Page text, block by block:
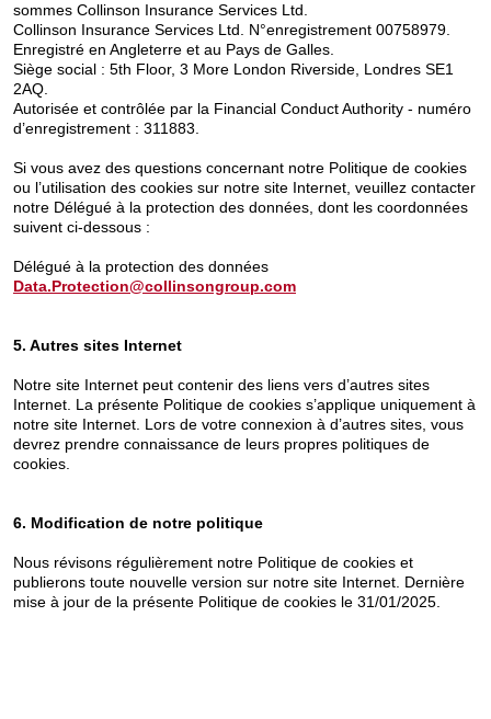
sommes Collinson Insurance Services Ltd.
Collinson Insurance Services Ltd. N°enregistrement 00758979.
Enregistré en Angleterre et au Pays de Galles.
Siège social : 5th Floor, 3 More London Riverside, Londres SE1
2AQ.
Autorisée et contrôlée par la Financial Conduct Authority - numéro
d’enregistrement : 311883.
Si vous avez des questions concernant notre Politique de cookies
ou l’utilisation des cookies sur notre site Internet, veuillez contacter
notre Délégué à la protection des données, dont les coordonnées
suivent ci-dessous :
Délégué à la protection des données
Data.Protection@collinsongroup.com
5. Autres sites Internet
Notre site Internet peut contenir des liens vers d’autres sites
Internet. La présente Politique de cookies s’applique uniquement à
notre site Internet. Lors de votre connexion à d’autres sites, vous
devrez prendre connaissance de leurs propres politiques de
cookies.
6. Modification de notre politique
Nous révisons régulièrement notre Politique de cookies et
publierons toute nouvelle version sur notre site Internet. Dernière
mise à jour de la présente Politique de cookies le 31/01/2025.